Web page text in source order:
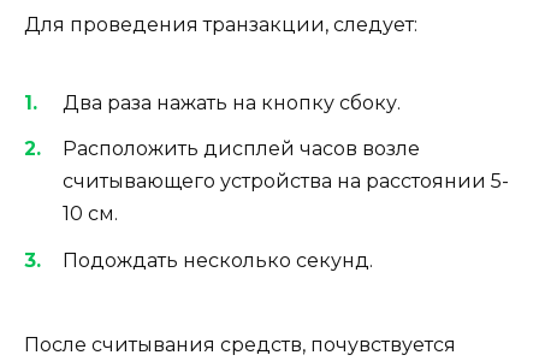
Для проведения транзакции, следует:
Два раза нажать на кнопку сбоку.
Расположить дисплей часов возле
считывающего устройства на расстоянии 5-
10 см.
Подождать несколько секунд.
После считывания средств, почувствуется